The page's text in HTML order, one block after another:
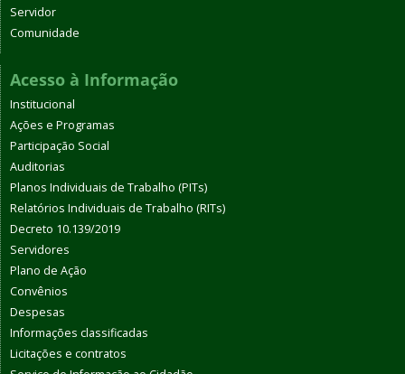
Servidor
Comunidade
Acesso à Informação
Institucional
Ações e Programas
Participação Social
Auditorias
Planos Individuais de Trabalho (PITs)
Relatórios Individuais de Trabalho (RITs)
Decreto 10.139/2019
Servidores
Plano de Ação
Convênios
Despesas
Informações classificadas
Licitações e contratos